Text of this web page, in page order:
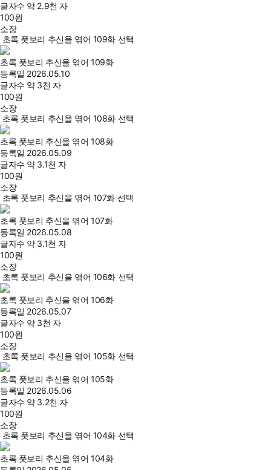
글자수 약 2.9천 자
100원
소장
초록 풋보리 추신을 엮어 109화 선택
초록 풋보리 추신을 엮어 109화
등록일 2026.05.10
글자수 약 3천 자
100원
소장
초록 풋보리 추신을 엮어 108화 선택
초록 풋보리 추신을 엮어 108화
등록일 2026.05.09
글자수 약 3.1천 자
100원
소장
초록 풋보리 추신을 엮어 107화 선택
초록 풋보리 추신을 엮어 107화
등록일 2026.05.08
글자수 약 3.1천 자
100원
소장
초록 풋보리 추신을 엮어 106화 선택
초록 풋보리 추신을 엮어 106화
등록일 2026.05.07
글자수 약 3천 자
100원
소장
초록 풋보리 추신을 엮어 105화 선택
초록 풋보리 추신을 엮어 105화
등록일 2026.05.06
글자수 약 3.2천 자
100원
소장
초록 풋보리 추신을 엮어 104화 선택
초록 풋보리 추신을 엮어 104화